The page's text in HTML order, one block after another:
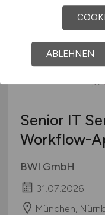
Senior IT
Workflow-
BWI GmbH
31.07.2026
München,
ABLEHNEN